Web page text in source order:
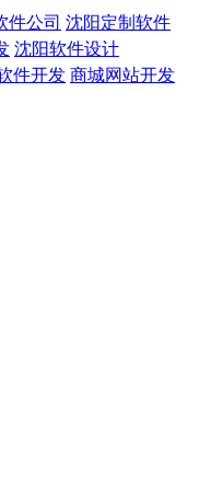
件公司 沈阳定制软件
沈阳软件设计
件开发商城网站开发